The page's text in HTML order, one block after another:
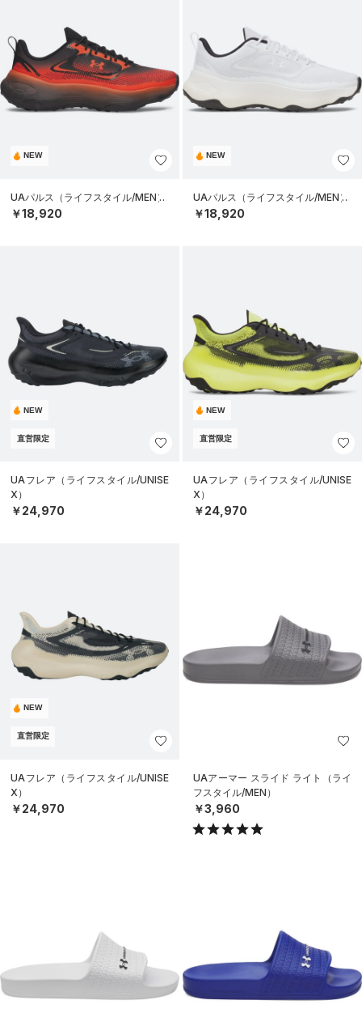
NEW
UAパルス（ライフスタイル/MEN）
￥18,920
NEW
UAパルス（ライフスタイル/MEN）
￥18,920
NEW
直営限定
UAフレア（ライフスタイル/UNISE
X）
￥24,970
NEW
直営限定
UAフレア（ライフスタイル/UNISE
X）
￥24,970
NEW
直営限定
UAフレア（ライフスタイル/UNISE
X）
￥24,970
UAアーマー スライド ライト（ライ
フスタイル/MEN）
￥3,960